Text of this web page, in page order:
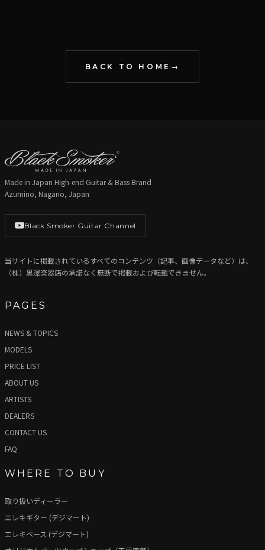
BACK TO HOME
Made in Japan High-end Guitar & Bass Brand
Azumino, Nagano, Japan
Black Smoker Guitar Channel
当サイトに掲載されているすべてのコンテンツ（記事、画像データなど）は、
（株）黒澤楽器店の承諾なく無断で掲載および転載できません。
PAGES
NEWS & TOPICS
MODELS
PRICE LIST
ABOUT US
ARTISTS
DEALERS
CONTACT US
FAQ
WHERE TO BUY
取り扱いディーラー
エレキギター (デジマート)
エレキベース (デジマート)